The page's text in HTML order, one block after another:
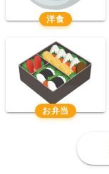
洋食
お弁当